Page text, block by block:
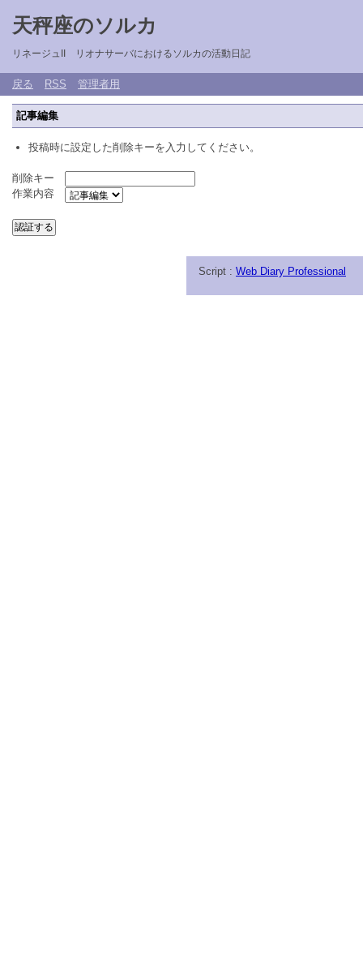
天秤座のソルカ
リネージュII リオナサーバにおけるソルカの活動日記
戻る RSS 管理者用
記事編集
投稿時に設定した削除キーを入力してください。
削除キー
作業内容
Script : Web Diary Professional